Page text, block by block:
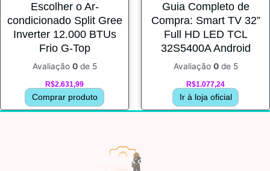
Escolher o Ar-
condicionado Split Gree
Inverter 12.000 BTUs
Frio G-Top
Avaliação 0de 5
R$2.631,99
Comprar produto
Guia Completo de
Compra: Smart TV 32”
Full HD LED TCL
32S5400A Android
Avaliação 0de 5
R$1.077,24
Ir à loja oficial